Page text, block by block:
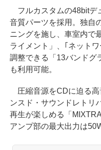
フルカスタムの48bitデ
音質パーツを採用。独自
ニングを施し、車室内で
ライメント」、｢ネット
調整できる「13バンドグ
も利用可能。
圧縮音源をCDに迫る高
ンスド・サウンドレトリ
再生が楽しめる「
アンプ部の最大出力は